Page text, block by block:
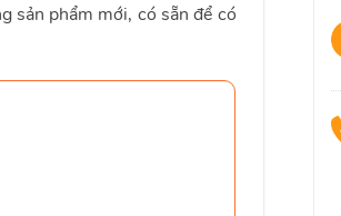
sản phẩm mới, có sẵn để có